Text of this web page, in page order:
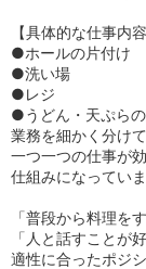
【具体的な仕事内容
●ホールの片付け
●洗い場
●レジ
●うどん・天ぷら
業務を細かく分け
一つ一つの仕事が
仕組みになっていま
「普段から料理をす
「人と話すことが
適性に合ったポジ